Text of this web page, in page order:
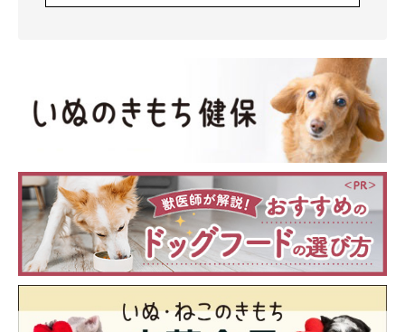
のんびりやの犬でもスキンシップは大切ですが、過干渉だとスト
「乗り気でなさそうな場合は早めに切り上げる」など、ルールを
ストレスケアは、性格に合ったアプローチで行うことが大切。愛
犬のタイプを見極めて、それに合った方法でケアしてあげてくだ
さいね。
参考／「いぬのきもち」2020年10月号『5つの「性格タイプ」が
わかれば愛犬のストレス解消できます！』（監修：日本動物病院
および日本警察犬協会公認訓練士 戸田美由紀先生）